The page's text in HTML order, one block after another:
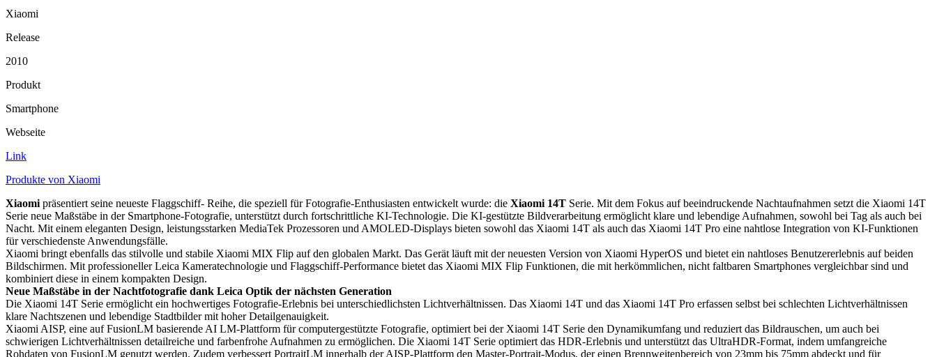
Xiaomi
Release
2010
Produkt
Smartphone
Webseite
Link
Produkte von Xiaomi
Xiaomi präsentiert seine neueste Flaggschiff- Reihe, die speziell für Fotografie-Enthusiasten entwickelt wurde: die Xiaomi 14T Serie. Mit dem Fokus auf beeindruckende Nachtaufnahmen setzt die Xiaomi 14T
Serie neue Maßstäbe in der Smartphone-Fotografie, unterstützt durch fortschrittliche KI-Technologie. Die KI-gestützte Bildverarbeitung ermöglicht klare und lebendige Aufnahmen, sowohl bei Tag als auch bei
Nacht. Mit einem eleganten Design, leistungsstarken MediaTek Prozessoren und AMOLED-Displays bieten sowohl das Xiaomi 14T als auch das Xiaomi 14T Pro eine nahtlose Integration von KI-Funktionen
für verschiedenste Anwendungsfälle.
Xiaomi bringt ebenfalls das stilvolle und stabile Xiaomi MIX Flip auf den globalen Markt. Das Gerät läuft mit der neuesten Version von Xiaomi HyperOS und bietet ein nahtloses Benutzererlebnis auf beiden
Bildschirmen. Mit professioneller Leica Kameratechnologie und Flaggschiff-Performance bietet das Xiaomi MIX Flip Funktionen, die mit herkömmlichen, nicht faltbaren Smartphones vergleichbar sind und
kombiniert diese in einem kompakten Design.
Neue Maßstäbe in der Nachtfotografie dank Leica Optik der nächsten Generation
Die Xiaomi 14T Serie ermöglicht ein hochwertiges Fotografie-Erlebnis bei unterschiedlichsten Lichtverhältnissen. Das Xiaomi 14T und das Xiaomi 14T Pro erfassen selbst bei schlechten Lichtverhältnissen
klare Nachtszenen und lebendige Stadtbilder mit hoher Detailgenauigkeit.
Xiaomi AISP, eine auf FusionLM basierende AI LM-Plattform für computergestützte Fotografie, optimiert bei der Xiaomi 14T Serie den Dynamikumfang und reduziert das Bildrauschen, um auch bei
schwierigen Lichtverhältnissen detailreiche und farbenfrohe Aufnahmen zu ermöglichen. Die Xiaomi 14T Serie optimiert das HDR-Erlebnis und unterstützt das UltraHDR-Format, indem umfangreiche
Rohdaten von FusionLM genutzt werden. Zudem verbessert PortraitLM innerhalb der AISP-Plattform den Master-Portrait-Modus, der einen Brennweitenbereich von 23mm bis 75mm abdeckt und für